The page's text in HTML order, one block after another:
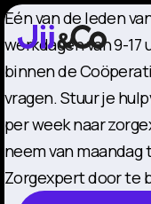
Eén van de leden
werkdagen van 9-17
binnen de
vragen. Stuur je
per week naar
neem van
Zorgexpert door te